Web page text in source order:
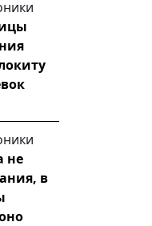
не
в